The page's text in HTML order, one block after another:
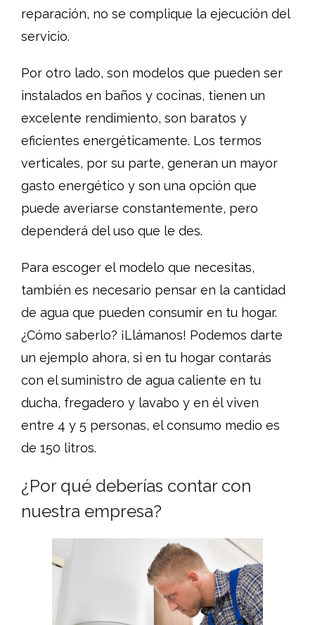
reparación, no se complique la ejecución del
servicio.
Por otro lado, son modelos que pueden ser
instalados en baños y cocinas, tienen un
excelente rendimiento, son baratos y
eficientes energéticamente. Los termos
verticales, por su parte, generan un mayor
gasto energético y son una opción que
puede averiarse constantemente, pero
dependerá del uso que le des.
Para escoger el modelo que necesitas,
también es necesario pensar en la cantidad
de agua que pueden consumir en tu hogar.
¿Cómo saberlo? ¡Llámanos! Podemos darte
un ejemplo ahora, si en tu hogar contarás
con el suministro de agua caliente en tu
ducha, fregadero y lavabo y en él viven
entre 4 y 5 personas, el consumo medio es
de 150 litros.
¿Por qué deberías contar con
nuestra empresa?